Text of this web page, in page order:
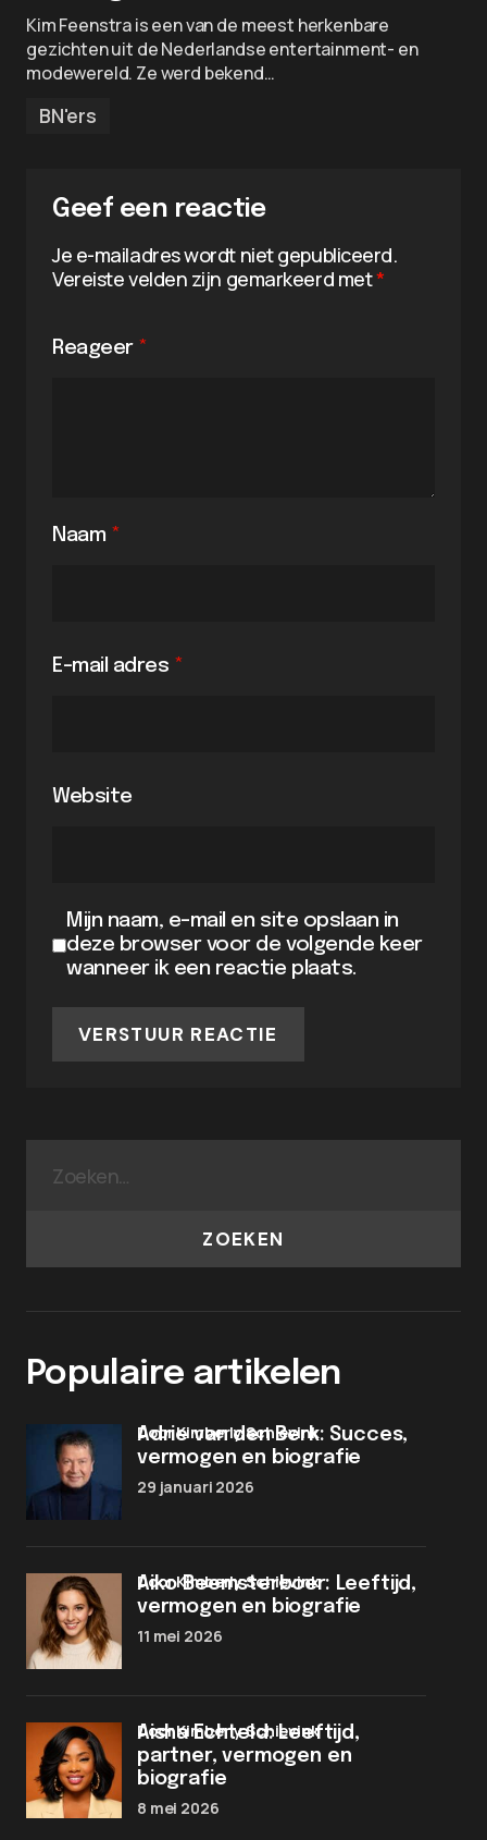
Kim Feenstra is een van de meest herkenbare
gezichten uit de Nederlandse entertainment- en
modewereld. Ze werd bekend…
BN'ers
Geef een reactie
Je e-mailadres wordt niet gepubliceerd.
Vereiste velden zijn gemarkeerd met*
Reageer *
Naam *
E-mail adres *
Website
Mijn naam, e-mail en site opslaan in
deze browser voor de volgende keer
wanneer ik een reactie plaats.
VERSTUUR REACTIE
ZOEKEN
Populaire artikelen
Adrie van den Berk: Succes,
vermogen en biografie
door Kimberly Schievink
29 januari 2026
Aiko Beemsterboer: Leeftijd,
vermogen en biografie
door Kimberly Schievink
11 mei 2026
Aisha Echteld: Leeftijd,
partner, vermogen en
biografie
door Kimberly Schievink
8 mei 2026